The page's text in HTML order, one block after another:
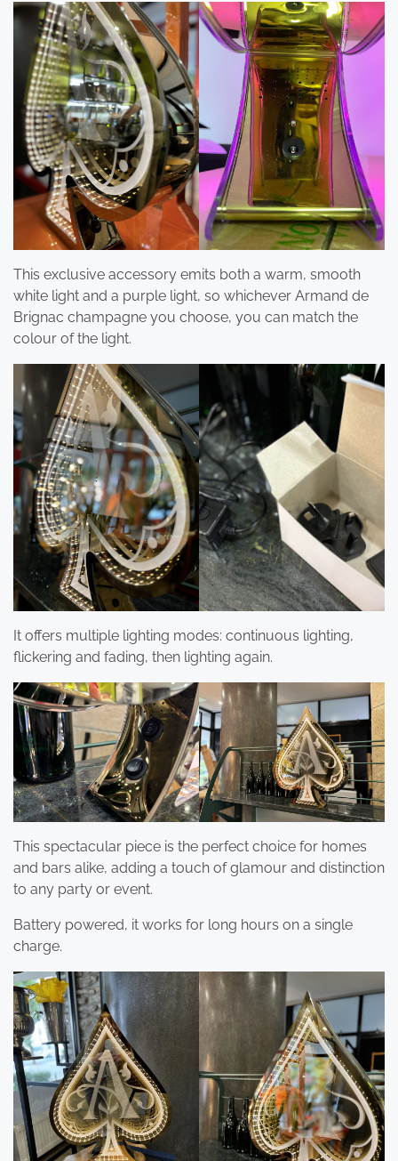
This exclusive accessory emits both a warm, smooth
white light and a purple light, so whichever Armand de
Brignac champagne you choose, you can match the
colour of the light.
It offers multiple lighting modes: continuous lighting,
flickering and fading, then lighting again.
This spectacular piece is the perfect choice for homes
and bars alike, adding a touch of glamour and distinction
to any party or event.
Battery powered, it works for long hours on a single
charge.